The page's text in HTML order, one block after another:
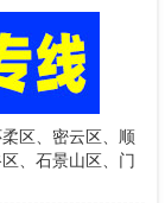
区、密云区、顺
、石景山区、门